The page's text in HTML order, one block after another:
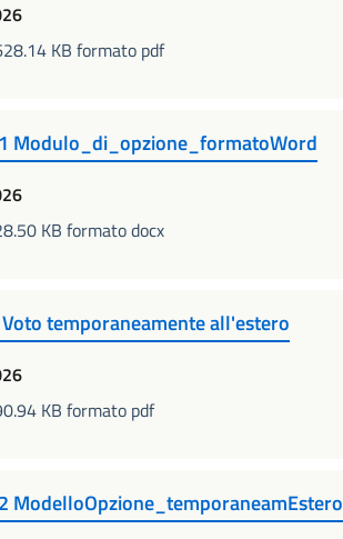
KB formato pdf
Modulo_di_opzione_formatoWord
KB formato docx
temporaneamente all'estero
KB formato pdf
ModelloOpzione_temporaneamEstero